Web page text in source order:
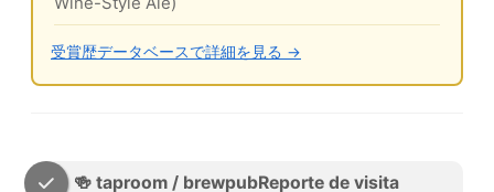
受賞歴データベースで詳細を見る →
🍻 taproom / brewpubReporte de visita